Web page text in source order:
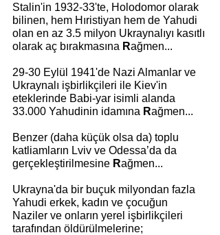
Stalin'in 1932-33'te, Holodomor olarak
bilinen, hem Hıristiyan hem de Yahudi
olan en az 3.5 milyon Ukraynalıyı kasıtlı
olarak aç bırakmasına Rağmen...
29-30 Eylül 1941'de Nazi Almanlar ve
Ukraynalı işbirlikçileri ile Kiev'in
eteklerinde Babi-yar isimli alanda
33.000 Yahudinin idamına Rağmen...
Benzer (daha küçük olsa da) toplu
katliamların Lviv ve Odessa’da da
gerçekleştirilmesine Rağmen...
Ukrayna'da bir buçuk milyondan fazla
Yahudi erkek, kadın ve çocuğun
Naziler ve onların yerel işbirlikçileri
tarafından öldürülmelerine;